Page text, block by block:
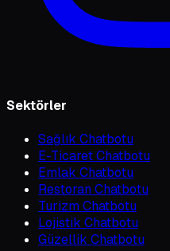
Sektörler
Sağlık Chatbotu
E-Ticaret Chatbotu
Emlak Chatbotu
Restoran Chatbotu
Turizm Chatbotu
Lojistik Chatbotu
Güzellik Chatbotu